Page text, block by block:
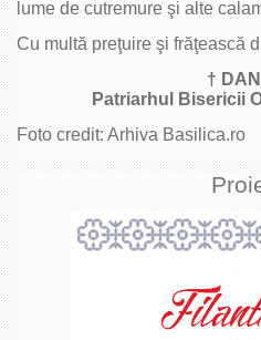
lume de cutremure şi alte
Cu multă preţuire şi frăţească
†
Patriarhul Bisericii
Foto credit: Arhiva Basilica.ro